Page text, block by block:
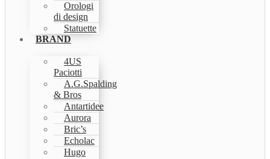
Orologi
di design
Statuette
BRAND
4US
Paciotti
A.G.Spalding
& Bros
Antartidee
Aurora
Bric’s
Echolac
Hugo